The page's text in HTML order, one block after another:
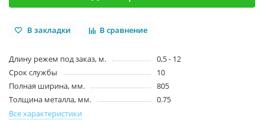
В закладки В сравнение
Длину режем под заказ, м.
0,5 - 12
Срок службы
10
Полная ширина, мм.
805
Толщина металла, мм.
0.75
Все характеристики